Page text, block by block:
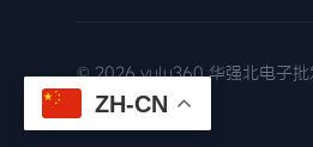
© 2026 yulu360 华强北电子
ZH-CN